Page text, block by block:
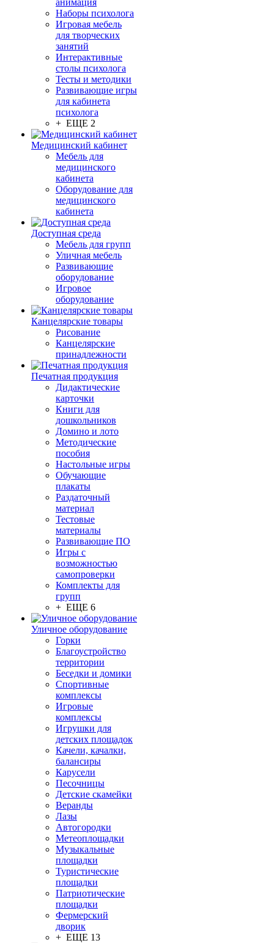
анимация
Наборы психолога
Игровая мебель
для творческих
занятий
Интерактивные
столы психолога
Тесты и методики
Развивающие игры
для кабинета
психолога
+ ЕЩЕ 2
Медицинский кабинет
Мебель для
медицинского
кабинета
Оборудование для
медицинского
кабинета
Доступная среда
Мебель для групп
Уличная мебель
Развивающие
оборудование
Игровое
оборудование
Канцелярские товары
Рисование
Канцелярские
принадлежности
Печатная продукция
Дидактические
карточки
Книги для
дошкольников
Домино и лото
Методические
пособия
Настольные игры
Обучающие
плакаты
Раздаточный
материал
Тестовые
материалы
Развивающие ПО
Игры с
возможностью
самопроверки
Комплекты для
групп
+ ЕЩЕ 6
Уличное оборудование
Горки
Благоустройство
территории
Беседки и домики
Спортивные
комплексы
Игровые
комплексы
Игрушки для
детских площадок
Качели, качалки,
балансиры
Карусели
Песочницы
Детские скамейки
Веранды
Лазы
Автогородки
Метеоплощадки
Музыкальные
площадки
Туристические
площадки
Патриотические
площадки
Фермерский
дворик
+ ЕЩЕ 13